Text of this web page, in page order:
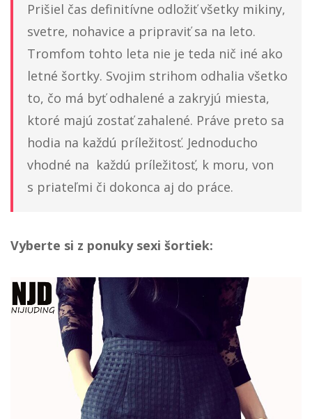
Prišiel čas definitívne odložiť všetky mikiny,
svetre, nohavice a pripraviť sa na leto.
Tromfom tohto leta nie je teda nič iné ako
letné šortky. Svojim strihom odhalia všetko
to, čo má byť odhalené a zakryjú miesta,
ktoré majú zostať zahalené. Práve preto sa
hodia na každú príležitosť. Jednoducho
vhodné na každú príležitosť, k moru, von
s priateľmi či dokonca aj do práce.
Vyberte si z ponuky sexi šortiek: